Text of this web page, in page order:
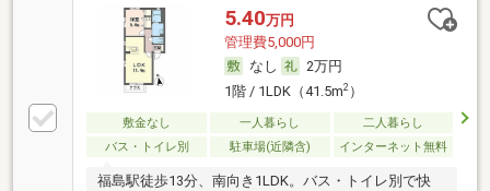
5.40万円
管理費5,000円
なし
2万円
1階 / 1LDK（41.5m2）
敷金なし 一人暮らし
二人暮らし
バス・トイレ別
駐車場(近隣含) インターネット無料
福島駅徒歩13分、南向き1LDK。バス・トイレ別で快